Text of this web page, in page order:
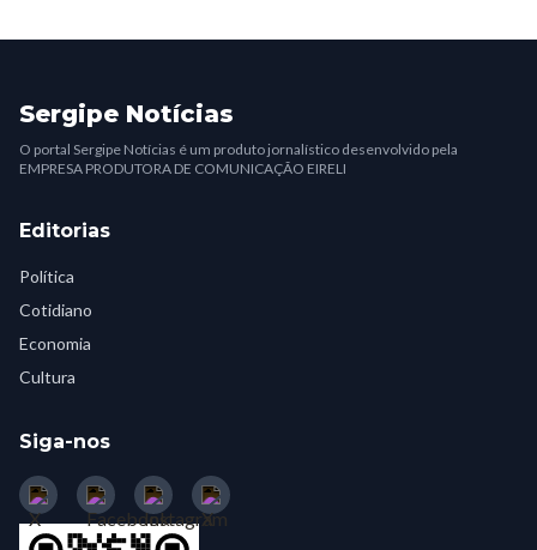
Sergipe Notícias
O portal Sergipe Notícias é um produto jornalístico desenvolvido pela
EMPRESA PRODUTORA DE COMUNICAÇÃO EIRELI
Editorias
Política
Cotidiano
Economia
Cultura
Siga-nos